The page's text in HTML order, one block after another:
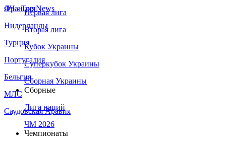
Франция
Нидерланды
Турция
Португалия
Бельгия
МЛС
Саудовская Аравия
ЛЧ - Top News
Первая лига
Вторая лига
Кубок Украины
Суперкубок Украины
Сборная Украины
Сборные
Лига наций
ЧМ 2026
Чемпионаты